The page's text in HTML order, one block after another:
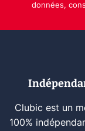
données,
Clubic est un
100%